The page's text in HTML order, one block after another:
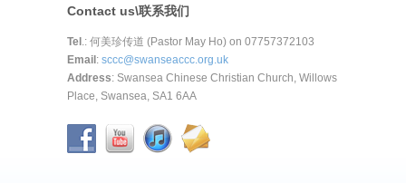
Contact us\联系我们
Tel.: 何美珍传道 (Pastor May Ho) on 07757372103
Email: sccc@swanseaccc.org.uk
Address: Swansea Chinese Christian Church, Willows
Place, Swansea, SA1 6AA